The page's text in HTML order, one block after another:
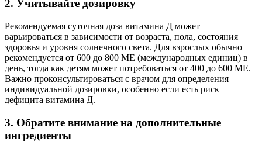
2. Учитывайте дозировку
Рекомендуемая суточная доза витамина Д может
варьироваться в зависимости от возраста, пола, состояния
здоровья и уровня солнечного света. Для взрослых обычно
рекомендуется от 600 до 800 МЕ (международных единиц) в
день, тогда как детям может потребоваться от 400 до 600 МЕ.
Важно проконсультироваться с врачом для определения
индивидуальной дозировки, особенно если есть риск
дефицита витамина Д.
3. Обратите внимание на дополнительные
ингредиенты